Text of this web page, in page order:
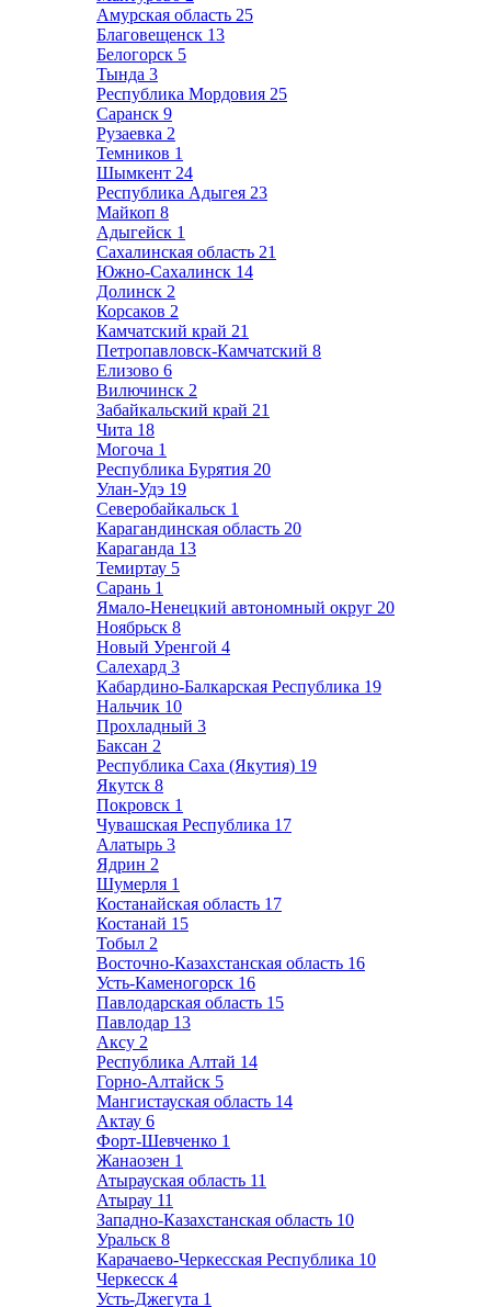
Амурская область 25
Благовещенск 13
Белогорск 5
Тында 3
Республика Мордовия 25
Саранск 9
Рузаевка 2
Темников 1
Шымкент 24
Республика Адыгея 23
Майкоп 8
Адыгейск 1
Сахалинская область 21
Южно-Сахалинск 14
Долинск 2
Корсаков 2
Камчатский край 21
Петропавловск-Камчатский 8
Елизово 6
Вилючинск 2
Забайкальский край 21
Чита 18
Могоча 1
Республика Бурятия 20
Улан-Удэ 19
Северобайкальск 1
Карагандинская область 20
Караганда 13
Темиртау 5
Сарань 1
Ямало-Ненецкий автономный округ 20
Ноябрьск 8
Новый Уренгой 4
Салехард 3
Кабардино-Балкарская Республика 19
Нальчик 10
Прохладный 3
Баксан 2
Республика Саха (Якутия) 19
Якутск 8
Покровск 1
Чувашская Республика 17
Алатырь 3
Ядрин 2
Шумерля 1
Костанайская область 17
Костанай 15
Тобыл 2
Восточно-Казахстанская область 16
Усть-Каменогорск 16
Павлодарская область 15
Павлодар 13
Аксу 2
Республика Алтай 14
Горно-Алтайск 5
Мангистауская область 14
Актау 6
Форт-Шевченко 1
Жанаозен 1
Атырауская область 11
Атырау 11
Западно-Казахстанская область 10
Уральск 8
Карачаево-Черкесская Республика 10
Черкесск 4
Усть-Джегута 1